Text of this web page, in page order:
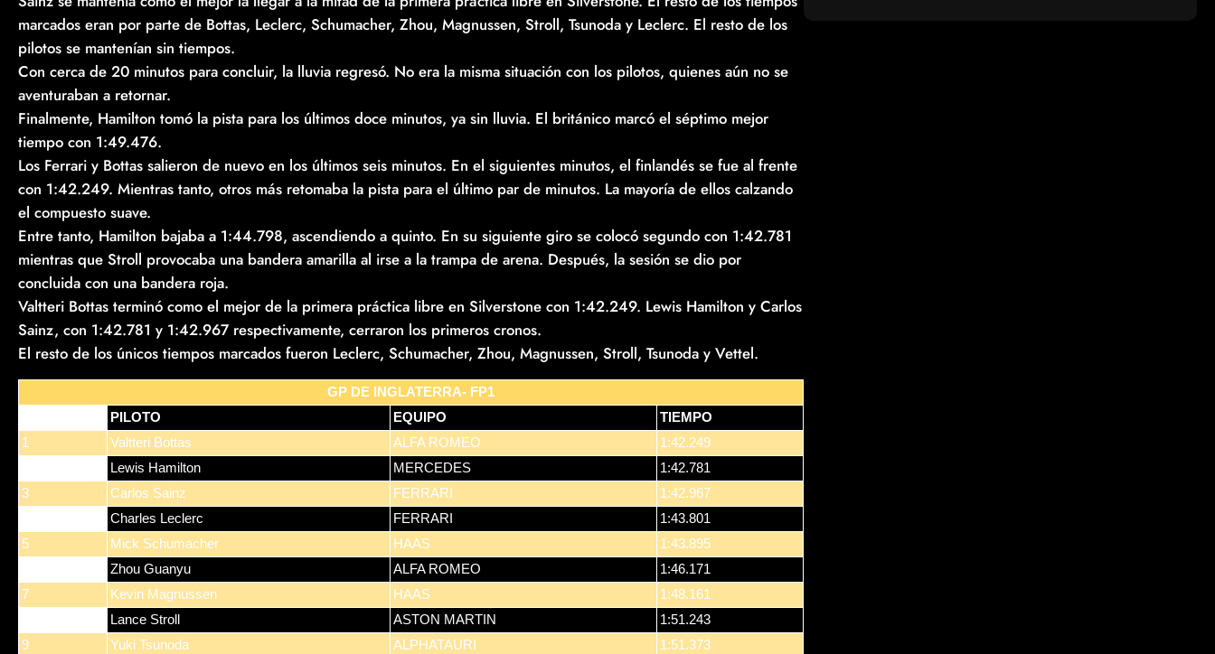
marcados eran por parte de Bottas, Leclerc, Schumacher, Zhou, Magnussen, Stroll, Tsunoda y Leclerc. El resto de los
pilotos se mantenían sin tiempos.
Con cerca de 20 minutos para concluir, la lluvia regresó. No era la misma situación con los pilotos, quienes aún no se
aventuraban a retornar.
Finalmente, Hamilton tomó la pista para los últimos doce minutos, ya sin lluvia. El británico marcó el séptimo mejor
tiempo con 1:49.476.
Los Ferrari y Bottas salieron de nuevo en los últimos seis minutos. En el siguientes minutos, el finlandés se fue al frente
con 1:42.249. Mientras tanto, otros más retomaba la pista para el último par de minutos. La mayoría de ellos calzando
el compuesto suave.
Entre tanto, Hamilton bajaba a 1:44.798, ascendiendo a quinto. En su siguiente giro se colocó segundo con 1:42.781
mientras que Stroll provocaba una bandera amarilla al irse a la trampa de arena. Después, la sesión se dio por
concluida con una bandera roja.
Valtteri Bottas terminó como el mejor de la primera práctica libre en Silverstone con 1:42.249. Lewis Hamilton y Carlos
Sainz, con 1:42.781 y 1:42.967 respectivamente, cerraron los primeros cronos.
El resto de los únicos tiempos marcados fueron Leclerc, Schumacher, Zhou, Magnussen, Stroll, Tsunoda y Vettel.
GP DE INGLATERRA- FP1
PILOTO EQUIPO
TIEMPO
1
Valtteri Bottas ALFA ROMEO
1:42.249
Lewis Hamilton MERCEDES
1:42.781
3
Carlos Sainz FERRARI
1:42.967
Charles Leclerc FERRARI
1:43.801
5
Mick Schumacher HAAS
1:43.895
Zhou Guanyu ALFA ROMEO
1:46.171
7
Kevin Magnussen HAAS
1:48.161
Lance Stroll ASTON MARTIN
1:51.243
9
Yuki Tsunoda ALPHATAURI
1:51.373